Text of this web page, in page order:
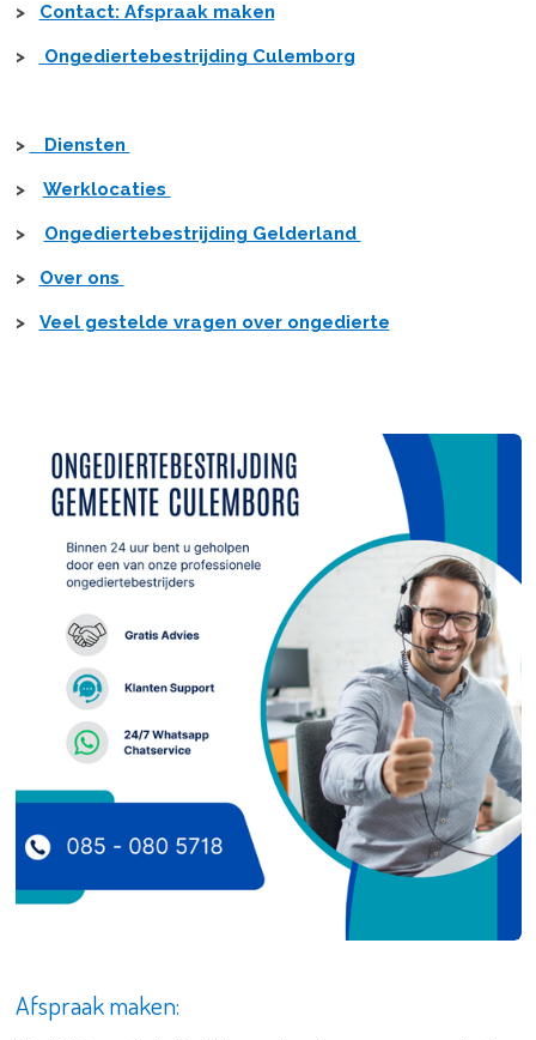
> Contact: Afspraak maken
> Ongediertebestrijding Culemborg
> Diensten
> Werklocaties
> Ongediertebestrijding Gelderland
> Over ons
> Veel gestelde vragen over ongedierte
Afspraak maken: